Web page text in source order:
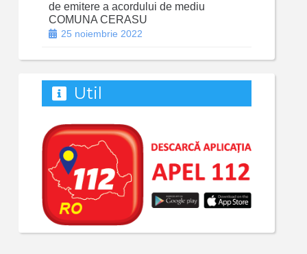
de emitere a acordului de mediu
COMUNA CERASU
25 noiembrie 2022
Util